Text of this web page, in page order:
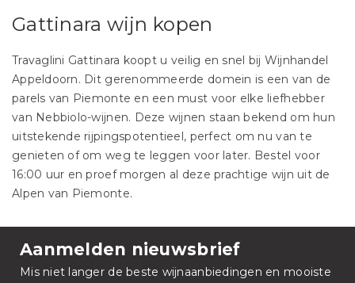
Gattinara wijn kopen
Travaglini Gattinara koopt u veilig en snel bij Wijnhandel
Appeldoorn. Dit gerenommeerde domein is een van de
parels van Piemonte en een must voor elke liefhebber
van Nebbiolo-wijnen. Deze wijnen staan bekend om hun
uitstekende rijpingspotentieel, perfect om nu van te
genieten of om weg te leggen voor later. Bestel voor
16:00 uur en proef morgen al deze prachtige wijn uit de
Alpen van Piemonte.
Aanmelden nieuwsbrief
Mis niet langer de beste wijnaanbiedingen en mooiste